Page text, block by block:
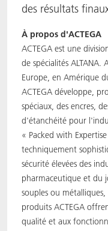
des résultats
À propos d'ACTEGA
ACTEGA est une
de spécialités ALTANA.
Europe, en Amérique
ACTEGA développe,
spéciaux, des encres,
d'étanchéité pour
« Packed with
techniquement
sécurité élevées des
pharmaceutique et du
souples ou
produits ACTEGA
qualité et aux